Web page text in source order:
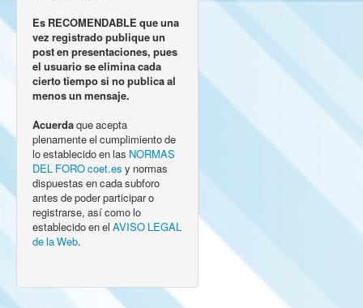
Es RECOMENDABLE que una
vez registrado publique un
post en presentaciones, pues
el usuario se elimina cada
cierto tiempo si no publica al
menos un mensaje.
Acuerda que acepta
plenamente el cumplimiento de
lo establecido en las NORMAS
DEL FORO coet.es y normas
dispuestas en cada subforo
antes de poder participar o
registrarse, así como lo
establecido en el AVISO LEGAL
de la Web.